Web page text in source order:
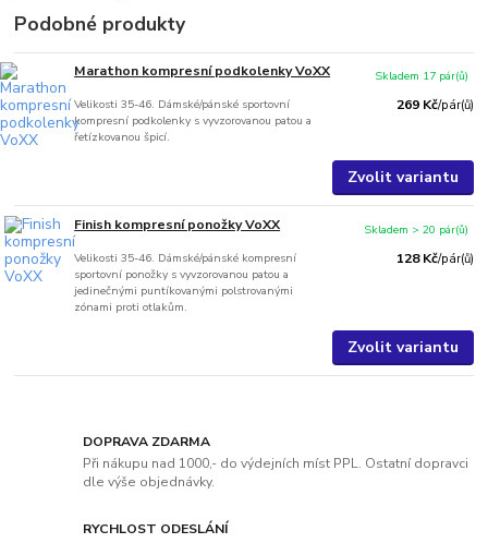
Podobné produkty
Marathon kompresní podkolenky VoXX
Velikosti 35-46. Dámské/pánské sportovní
kompresní podkolenky s vyvzorovanou patou a
řetízkovanou špicí.
269 Kč/pár(ů)
Skladem 17 pár(ů)
Zvolit variantu
Finish kompresní ponožky VoXX
Velikosti 35-46. Dámské/pánské kompresní
sportovní ponožky s vyvzorovanou patou a
jedinečnými puntíkovanými polstrovanými
zónami proti otlakům.
128 Kč/pár(ů)
Skladem > 20 pár(ů)
Zvolit variantu
DOPRAVA ZDARMA
Při nákupu nad 1000,- do výdejních míst PPL. Ostatní dopravci
dle výše objednávky.
RYCHLOST ODESLÁNÍ